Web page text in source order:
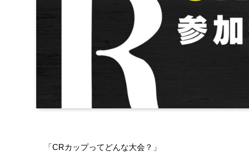
「CRカップってどんな大会？」